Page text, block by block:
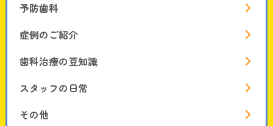
予防歯科
症例のご紹介
歯科治療の豆知識
スタッフの日常
その他